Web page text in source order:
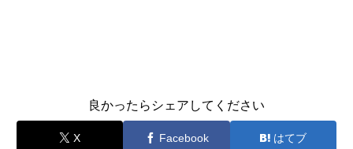
良かったらシェアしてください
X Facebook はてブ